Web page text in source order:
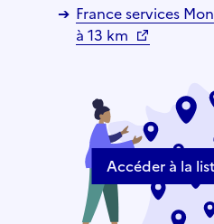
France services
à 13 km
Accéder à la